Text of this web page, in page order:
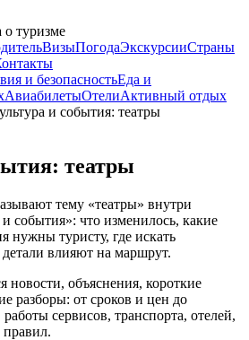
о туризме
ВизыПогодаЭкскурсииСтраны
и безопасностьЕда и
АвиабилетыОтелиАктивный отдых
и события: театры
театры
тему «театры» внутри
события»: что изменилось, какие
нужны туристу, где искать
влияют на маршрут.
новости, объяснения, короткие
разборы: от сроков и цен до
сервисов, транспорта, отелей,